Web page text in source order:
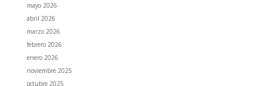
mayo 2026
abril 2026
marzo 2026
febrero 2026
enero 2026
noviembre 2025
octubre 2025